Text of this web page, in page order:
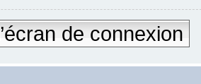
de connexion